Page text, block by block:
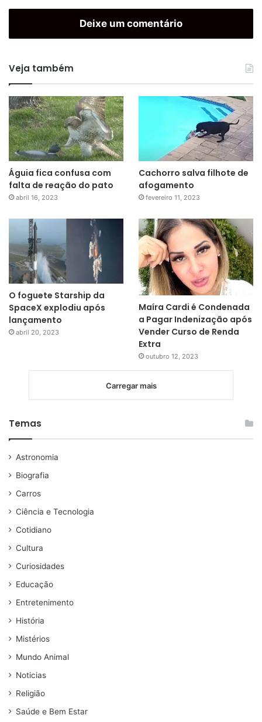
Deixe um comentário
Veja também
Águia fica confusa com
falta de reação do pato
abril 16, 2023
Cachorro salva filhote de
afogamento
fevereiro 11, 2023
O foguete Starship da
SpaceX explodiu após
lançamento
abril 20, 2023
Maíra Cardi é Condenada
a Pagar Indenização após
Vender Curso de Renda
Extra
outubro 12, 2023
Carregar mais
Temas
Astronomia
Biografia
Carros
Ciência e Tecnologia
Cotidiano
Cultura
Curiosidades
Educação
Entretenimento
História
Mistérios
Mundo Animal
Noticias
Religião
Saúde e Bem Estar